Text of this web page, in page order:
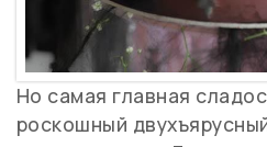
Но самая главная
роскошный